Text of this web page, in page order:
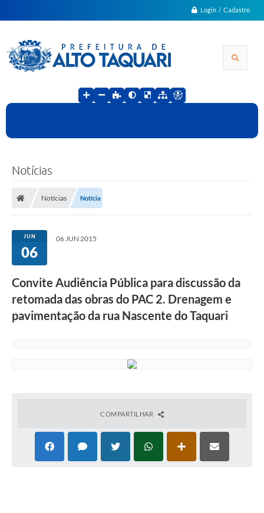
Login / Cadastro
Notícias
Notícias Notícia
JUN
06
06 JUN 2015
Convite Audiência Pública para discussão da
retomada das obras do PAC 2. Drenagem e
pavimentação da rua Nascente do Taquari
COMPARTILHAR